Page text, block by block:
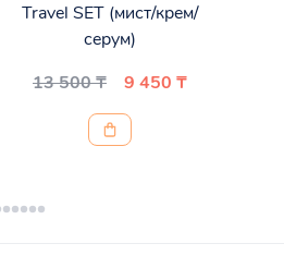
Travel SET (мист/крем/
серум)
13 500 ₸
9 450 ₸